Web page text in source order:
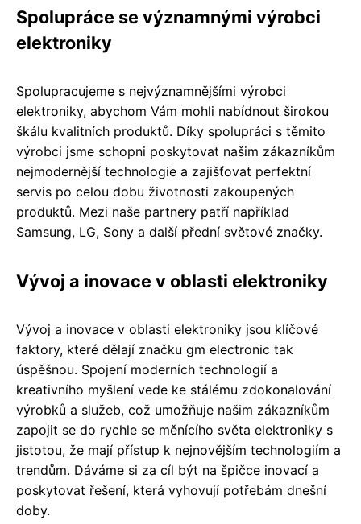
Spolupráce se významnými výrobci
elektroniky
Spolupracujeme s nejvýznamnějšími výrobci
elektroniky, abychom Vám mohli nabídnout širokou
škálu kvalitních produktů. Díky spolupráci s těmito
výrobci jsme schopni poskytovat našim zákazníkům
nejmodernější technologie a zajišťovat perfektní
servis po celou dobu životnosti zakoupených
produktů. Mezi naše partnery patří například
Samsung, LG, Sony a další přední světové značky.
Vývoj a inovace v oblasti elektroniky
Vývoj a inovace v oblasti elektroniky jsou klíčové
faktory, které dělají značku gm electronic tak
úspěšnou. Spojení moderních technologií a
kreativního myšlení vede ke stálému zdokonalování
výrobků a služeb, což umožňuje našim zákazníkům
zapojit se do rychle se měnícího světa elektroniky s
jistotou, že mají přístup k nejnovějším technologiím a
trendům. Dáváme si za cíl být na špičce inovací a
poskytovat řešení, která vyhovují potřebám dnešní
doby.